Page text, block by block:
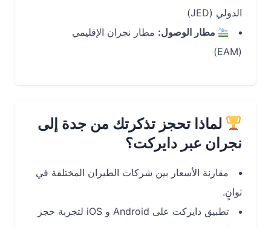
الدولي (JED)
مطار الوصول:مطار نجران الإقليمي
لماذا تحجز تذكرتك من جدة إلى
نجران عبر دايركت؟
مقارنة الأسعار بين شركات الطيران المختلفة في
تطبيق دايركت على Android و iOS لتجربة حجز